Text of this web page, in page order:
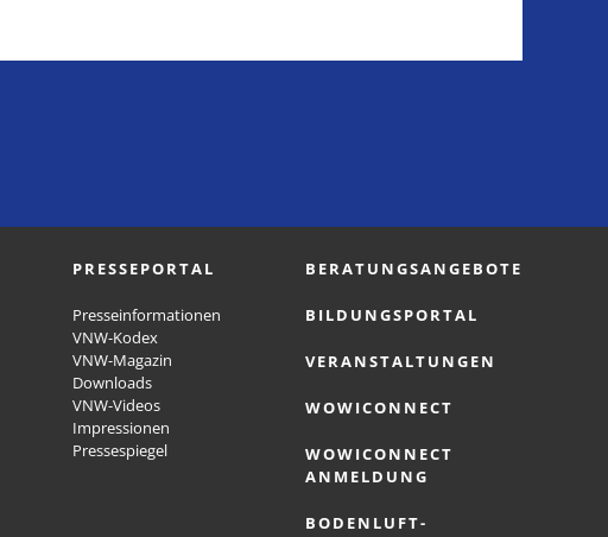
PRESSEPORTAL
Presseinformationen
VNW-Kodex
VNW-Magazin
Downloads
VNW-Videos
Impressionen
Pressespiegel
BERATUNGSANGEBOTE
BILDUNGSPORTAL
VERANSTALTUNGEN
WOWICONNECT
WOWICONNECT
ANMELDUNG
BODENLUFT-